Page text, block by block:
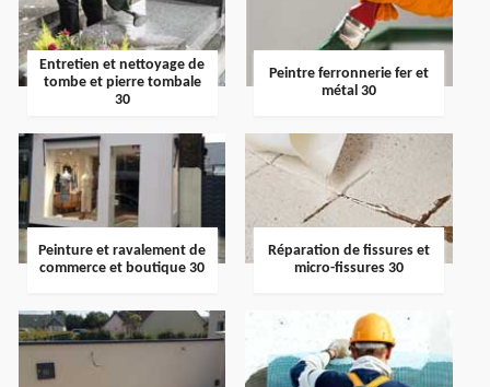
Entretien et nettoyage de
tombe et pierre tombale
30
Peintre ferronnerie fer et
métal 30
Peinture et ravalement de
commerce et boutique 30
Réparation de fissures et
micro-fissures 30